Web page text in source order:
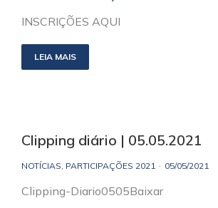
INSCRIÇÕES AQUI
LEIA MAIS
Clipping diário | 05.05.2021
NOTÍCIAS, PARTICIPAÇÕES 2021 05/05/2021
Clipping-Diario0505Baixar